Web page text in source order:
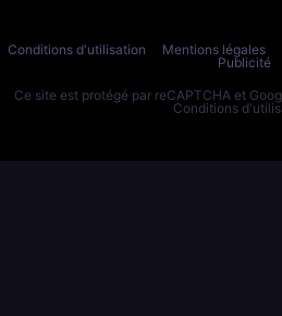
Conditions d'utilisation Mentions légales
Publicité
Ce site est protégé par reCAPTCHA et
Conditions